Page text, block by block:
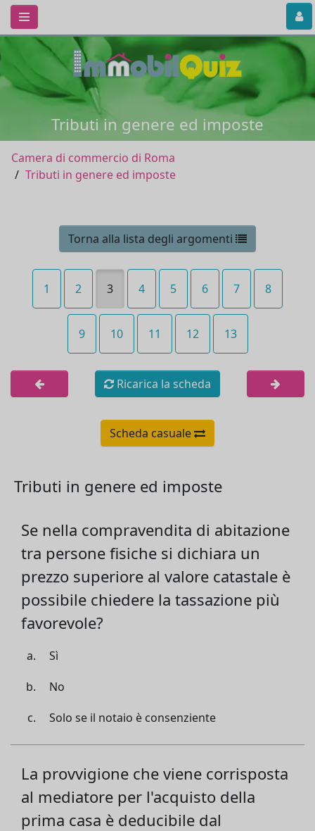
Tributi in genere ed imposte
Camera di commercio di Roma
Tributi in genere ed imposte
Torna alla lista degli argomenti
1 2 3 4 5 6 7 8
9 10 11 12 13
Ricarica la scheda
Scheda casuale
Tributi in genere ed imposte
Se nella compravendita di abitazione
tra persone fisiche si dichiara un
prezzo superiore al valore catastale è
possibile chiedere la tassazione più
favorevole?
Sì
No
Solo se il notaio è consenziente
La provvigione che viene corrisposta
al mediatore per l'acquisto della
prima casa è deducibile dal